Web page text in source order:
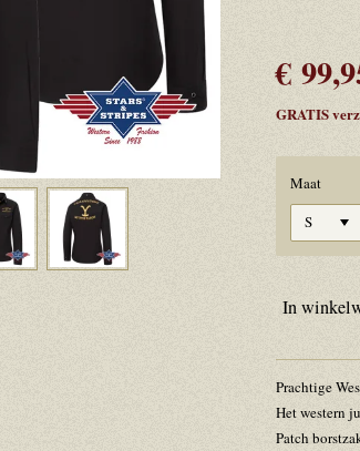
€
GRATIS
Maat
In
Prachtige
Het western
Patch